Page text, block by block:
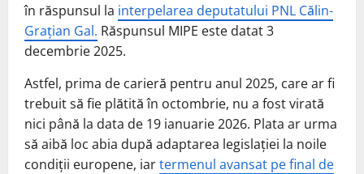
în răspunsul la interpelarea deputatului PNL Călin-
Grațian Gal. Răspunsul MIPE este datat 3
decembrie 2025.
Astfel, prima de carieră pentru anul 2025, care ar fi
trebuit să fie plătită în octombrie, nu a fost virată
nici până la data de 19 ianuarie 2026. Plata ar urma
să aibă loc abia după adaptarea legislației la noile
condiții europene, iartermenul avansat pe final de